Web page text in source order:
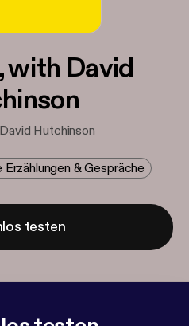
with David
Hutchinson
Erzählungen & Gespräche
testen